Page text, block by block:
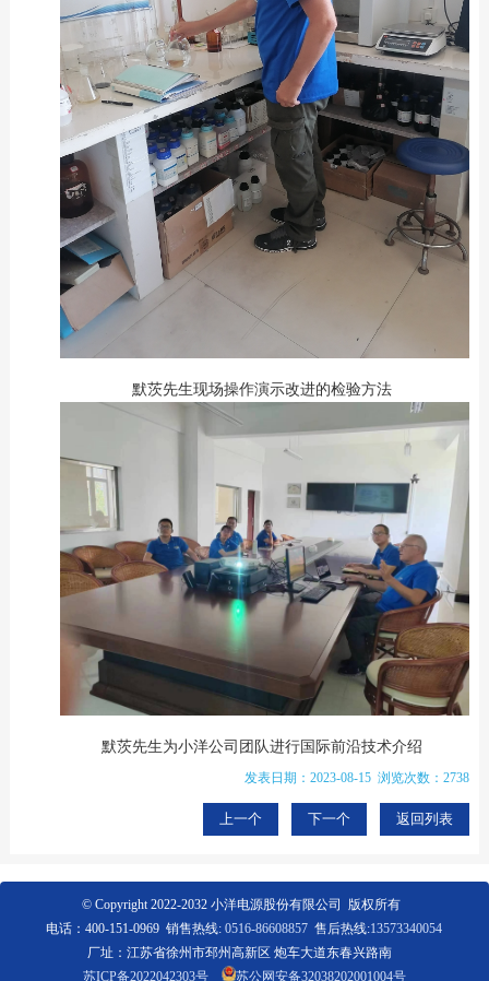
默茨先生现场操作演示改进的检验方法
默茨先生为小洋公司团队进行国际前沿技术介绍
发表日期：2023-08-15 浏览次数：2738
上一个 下一个 返回列表
© Copyright 2022-2032 小洋电源股份有限公司 版权所有
电话：400-151-0969 销售热线:0516-86608857 售后热线:13573340054
厂址：江苏省徐州市邳州高新区 炮车大道东春兴路南
苏ICP备2022042303号
苏公网安备32038202001004号